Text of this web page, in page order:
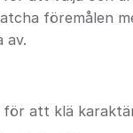
föremålen
av.
för att klä